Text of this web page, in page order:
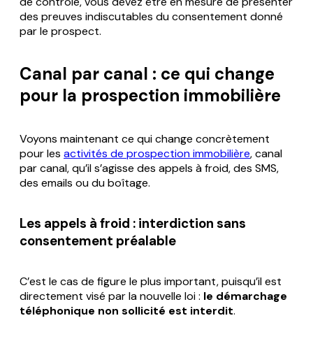
des preuves indiscutables du consentement donné
par le prospect.
Canal par canal : ce qui change
pour la prospection immobilière
Voyons maintenant ce qui change concrètement
pour les activités de prospection immobilière, canal
par canal, qu’il s’agisse des appels à froid, des SMS,
des emails ou du boîtage.
Les appels à froid : interdiction sans
consentement préalable
C’est le cas de figure le plus important, puisqu’il est
directement visé par la nouvelle loi : le démarchage
téléphonique non sollicité est interdit.